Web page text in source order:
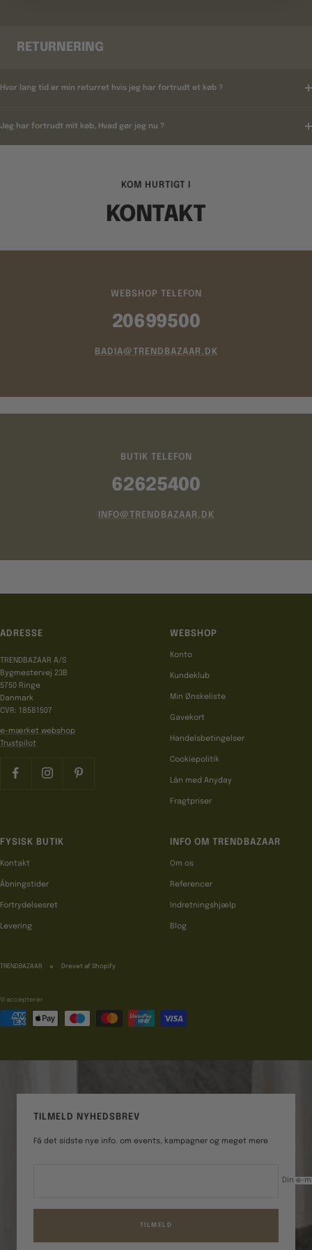
RETURNERING
Hvor lang tid er min returret hvis jeg har fortrudt et køb ?
Jeg har fortrudt mit køb, Hvad gør jeg nu ?
KOM HURTIGT I
KONTAKT
WEBSHOP TELEFON
20699500
BADIA@TRENDBAZAAR.DK
BUTIK TELEFON
62625400
INFO@TRENDBAZAAR.DK
ADRESSE
TRENDBAZAAR A/S
Bygmestervej 23B
5750 Ringe
Danmark
CVR: 18581507
e-mærket webshop
Trustpilot
WEBSHOP
Konto
Kundeklub
Min Ønskeliste
Gavekort
Handelsbetingelser
Cookiepolitik
Lån med Anyday
Fragtpriser
FYSISK BUTIK
Kontakt
Åbningstider
Fortrydelsesret
Levering
INFO OM TRENDBAZAAR
Om os
Referencer
Indretningshjælp
Blog
TRENDBAZAAR Drevet af Shopify
Vi accepterer
TILMELD NYHEDSBREV
Få det sidste nye info. om events, kampagner og meget mere
Din e-
TILMELD